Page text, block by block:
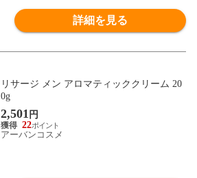
詳細を見る
リサージ メン アロマティッククリーム 20
0g
2,501 円
22
アーバンコスメ